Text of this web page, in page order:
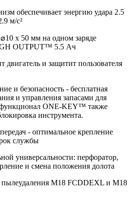
обеспечивает энергию удара 2.5
м/с²
x 50 мм на одном заряде
OUTPUT™ 5.5 Ач
и защитит пользователя
и безопасность - бесплатная
и управления запасами для
ONE-KEY™ также
инструмента.
- оптимальное крепление
службы
универсальности: перфоратор,
и смена положения долота
M18 FCDDEXL и M18